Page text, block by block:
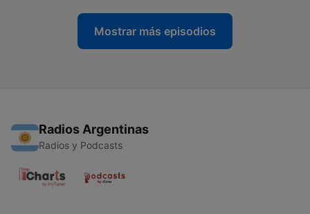
Mostrar más episodios
Radios Argentinas
Radios y Podcasts